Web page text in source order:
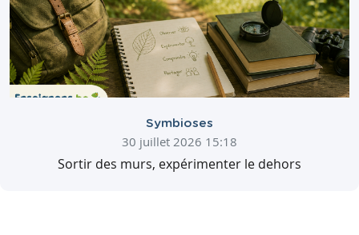
Symbioses
30 juillet 2026 15:18
Sortir des murs, expérimenter le dehors